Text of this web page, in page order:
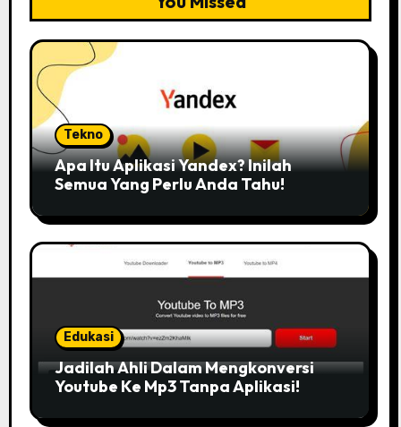
Tekno
Apa Itu Aplikasi Yandex? Inilah
Semua Yang Perlu Anda Tahu!
Edukasi
Jadilah Ahli Dalam Mengkonversi
Youtube Ke Mp3 Tanpa Aplikasi!